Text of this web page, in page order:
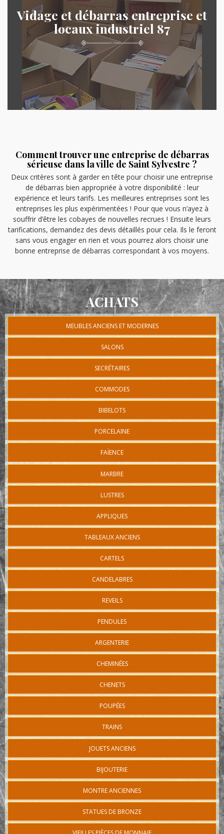
Vidage et débarras entreprise et
locaux industriel 87
Comment trouver une entreprise de débarras
sérieuse dans la ville de Saint Sylvestre ?
Deux critères sont à garder en tête pour choisir une entreprise
de débarras bien appropriée à votre disponibilité : leur
expérience et leurs tarifs. Les meilleures entreprises sont les
entreprises les plus expérimentées ! Pour que vous n’ayez à
souffrir d’être les cobayes de nouvelles recrues ! Ensuite leurs
tarifications, demandez des devis détaillés pour cela. Ils le feront
sans vous engager en rien et vous pourrez alors choisir une
bonne entreprise de débarras correspondant à vos moyens.
ACHATS
MEUBLES ANCIENS ET MODERNES
SALONS
SECRÉTAIRES
COMMODES
BIBELOTS
PORCELAINE
FAÏENCE
MARBRE
LUSTRES
APPLIQUES
TABLEAUX ANCIENS
CARTELS
CANDELABRES
REVEILS
PENDULES
ARGENTERIE
CHEMINÉES
CHENETS
POUPÉES
TRAINS
JOUETS ANCIENS
BIJOUTERIE
MONTRE ANCIENNES
STATUES DE BRONZE